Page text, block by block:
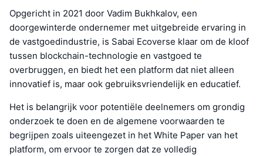
Opgericht in 2021 door Vadim Bukhkalov, een
doorgewinterde ondernemer met uitgebreide ervaring in
de vastgoedindustrie, is Sabai Ecoverse klaar om de kloof
tussen blockchain-technologie en vastgoed te
overbruggen, en biedt het een platform dat niet alleen
innovatief is, maar ook gebruiksvriendelijk en educatief.
Het is belangrijk voor potentiële deelnemers om grondig
onderzoek te doen en de algemene voorwaarden te
begrijpen zoals uiteengezet in het White Paper van het
platform, om ervoor te zorgen dat ze volledig